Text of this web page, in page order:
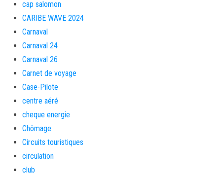
cap salomon
CARIBE WAVE 2024
Carnaval
Carnaval 24
Carnaval 26
Carnet de voyage
Case-Pilote
centre aéré
cheque energie
Chômage
Circuits touristiques
circulation
club